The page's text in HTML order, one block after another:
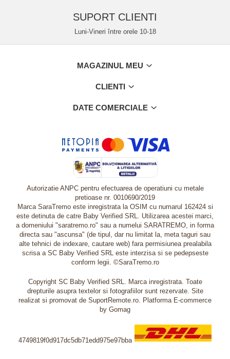
SUPORT CLIENTI
Luni-Vineri între orele 10-18
MAGAZINUL MEU
CLIENTI
DATE COMERCIALE
Autorizatie ANPC pentru efectuarea de operatiuni cu metale
pretioase nr. 0010690/2019
Marca SaraTremo este inregistrata la OSIM cu numarul 162424 si
este detinuta de catre Baby Verified SRL. Utilizarea acestei marci,
a domeniului "saratremo.ro" sau a numelui SARATREMO, in forma
directa sau "ascunsa" (de tipul, dar nu limitat la, meta taguri sau
alte tehnici de indexare, cautare web) fara permisiunea prealabila
scrisa a SC Baby Verified SRL este interzisa si se pedepseste
conform legii. ©SaraTremo.ro
Copyright SC Baby Verified SRL. Marca inregistrata. Toate
drepturile asupra textelor si fotografiilor sunt rezervate. Site
realizat si promovat de SuportRemote.ro. Platforma E-commerce
by Gomag
4749819f0d917dc5db71edd975e97bba